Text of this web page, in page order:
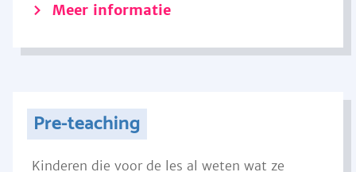
Meer informatie
Pre-teaching
Kinderen die voor de les al weten wat ze